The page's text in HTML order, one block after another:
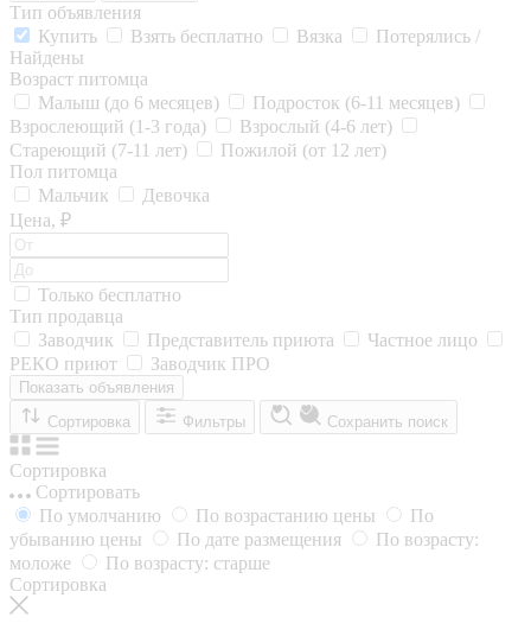
Тип объявления
Купить
Взять бесплатно Вязка
Потерялись /
Найдены
Возраст питомца
Малыш (до 6 месяцев)
Подросток (6-11 месяцев)
Взрослеющий (1-3 года)
Взрослый (4-6 лет)
Стареющий (7-11 лет)
Пожилой (от 12 лет)
Пол питомца
Мальчик
Девочка
Цена, ₽
Только бесплатно
Тип продавца
Заводчик
Представитель приюта
Частное лицо
РЕКО приют
Заводчик ПРО
Показать объявления
Сортировка
Фильтры Сохранить поиск
Сортировка
Сортировать
По умолчанию
По возрастанию цены
По
убыванию цены
По дате размещения
По возрасту:
моложе
По возрасту: старше
Сортировка